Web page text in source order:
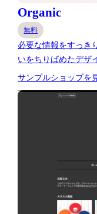
Organic
無料
必要な情報をすっき
いをちりばめたデザ
サンプルショップを